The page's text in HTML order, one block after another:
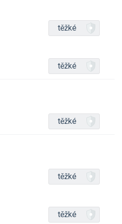
těžké
těžké
těžké
těžké
těžké